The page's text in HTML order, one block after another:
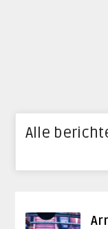
Alle